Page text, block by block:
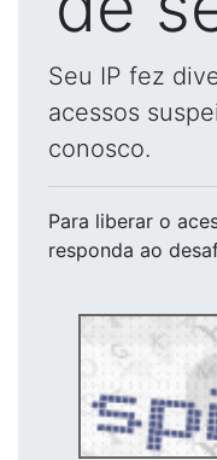
Seu IP fez
acessos
conosco.
Para liberar o
responda ao